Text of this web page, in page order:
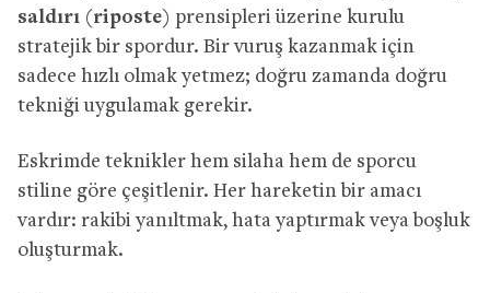
saldırı (riposte) prensipleri üzerine kurulu
stratejik bir spordur. Bir vuruş kazanmak için
sadece hızlı olmak yetmez; doğru zamanda doğru
tekniği uygulamak gerekir.
Eskrimde teknikler hem silaha hem de sporcu
stiline göre çeşitlenir. Her hareketin bir amacı
vardır: rakibi yanıltmak, hata yaptırmak veya boşluk
oluşturmak.